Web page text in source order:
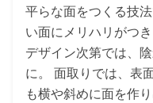
平らな面をつくる技
い面にメリハリがつ
デザイン次第では、
に。 面取りでは、表
も横や斜めに面を作